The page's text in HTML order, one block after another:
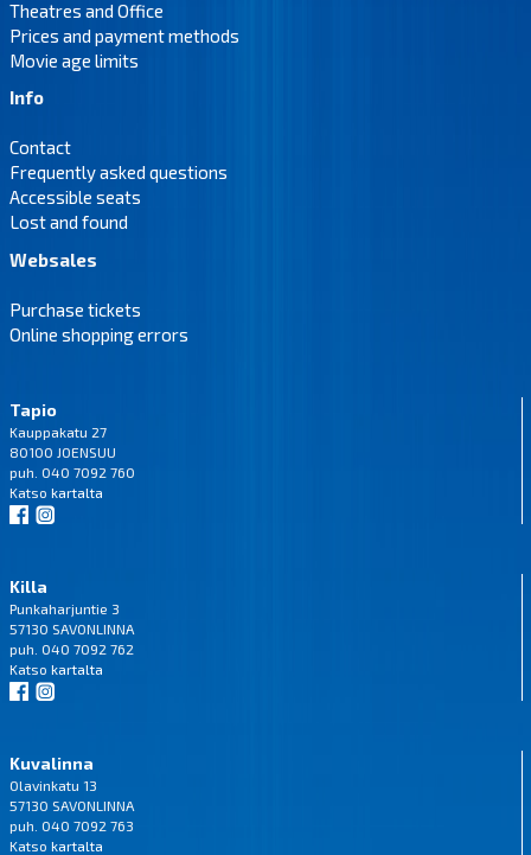
Theatres and Office
Prices and payment methods
Movie age limits
Info
Contact
Frequently asked questions
Accessible seats
Lost and found
Websales
Purchase tickets
Online shopping errors
Tapio
Kauppakatu 27
80100 JOENSUU
puh. 040 7092 760
Katso kartalta
Killa
Punkaharjuntie 3
57130 SAVONLINNA
puh. 040 7092 762
Katso kartalta
Kuvalinna
Olavinkatu 13
57130 SAVONLINNA
puh. 040 7092 763
Katso kartalta